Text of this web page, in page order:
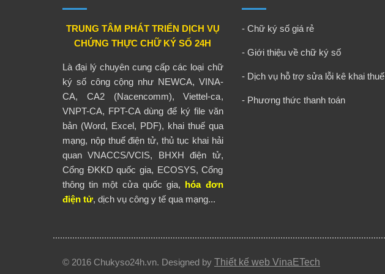
TRUNG TÂM PHÁT TRIỂN DỊCH VỤ
CHỨNG THỰC CHỮ KÝ SỐ 24H
Là đại lý chuyên cung cấp các loại chữ
ký số công cộng như NEWCA, VINA-
CA, CA2 (Nacencomm), Viettel-ca,
VNPT-CA, FPT-CA dùng để ký file văn
bản (Word, Excel, PDF), khai thuế qua
mạng, nộp thuế điện tử, thủ tục khai hải
quan VNACCS/VCIS, BHXH điện tử,
Cổng ĐKKD quốc gia, ECOSYS, Cổng
thông tin một cửa quốc gia, hóa đơn
điện tử, dịch vụ công y tế qua mạng...
- Chữ ký số giá rẻ
- Giới thiệu về chữ ký số
- Dịch vụ hỗ trợ sửa lỗi kê khai thuế
- Phương thức thanh toán
© 2016 Chukyso24h.vn. Designed by Thiết kế web VinaETech